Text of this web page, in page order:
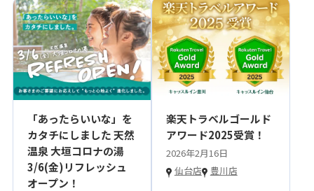
「あったらいいな」を
カタチにしました 天然
温泉 大垣コロナの湯
3/6(金)リフレッシュ
オープン！
楽天トラベルゴールド
アワード2025受賞！
2026年2月16日
仙台店
豊川店